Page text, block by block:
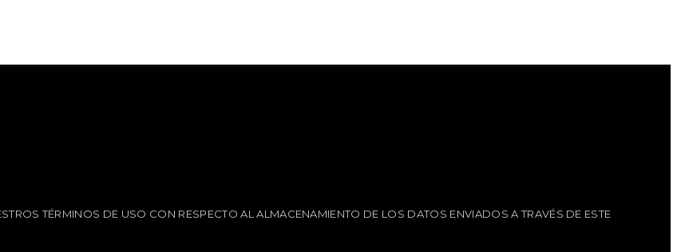
TÉRMINOS DE USO CON RESPECTO AL ALMACENAMIENTO DE LOS DATOS ENVIADOS A TRAVÉS DE ESTE